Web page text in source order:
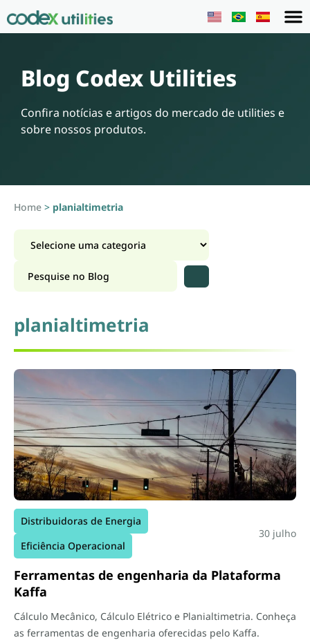
Blog Codex Utilities
Confira notícias e artigos do mercado de utilities e
sobre nossos produtos.
Home > planialtimetria
planialtimetria
Distribuidoras de Energia
Eficiência Operacional
30 julho
Ferramentas de engenharia da Plataforma
Kaffa
Cálculo Mecânico, Cálculo Elétrico e Planialtimetria. Conheça
as ferramentas de engenharia oferecidas pelo Kaffa.